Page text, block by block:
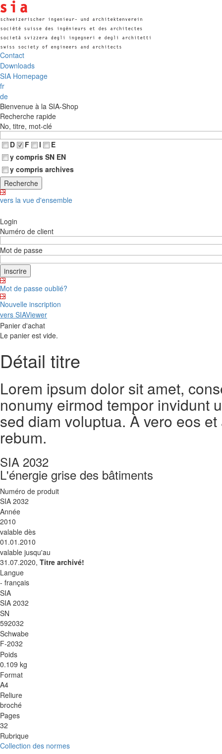
Contact
Downloads
SIA Homepage
fr
de
Bienvenue à la SIA-Shop
Recherche rapide
No, titre, mot-clé
D
F I
E
y compris SN EN
y compris archives
vers la vue d'ensemble
Login
Numéro de client
Mot de passe
Mot de passe oublié?
Nouvelle inscription
vers SIAViewer
Panier d'achat
Le panier est vide.
Détail titre
Lorem ipsum dolor sit amet,
nonumy eirmod tempor invidunt
sed diam voluptua. À vero eos
rebum.
SIA 2032
L'énergie grise des bâtiments
Numéro de produit
SIA 2032
Année
2010
valable dès
01.01.2010
valable jusqu'au
31.07.2020, Titre archivé!
Langue
- français
SIA
SIA 2032
SN
592032
Schwabe
F-2032
Poids
0.109 kg
Format
A4
Reliure
broché
Pages
32
Rubrique
Collection des normes